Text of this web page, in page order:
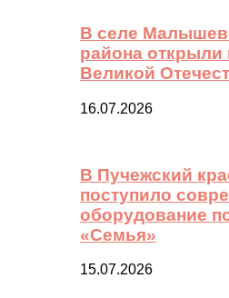
В селе
района открыли
Великой
16.07.2026
В Пучежский
поступило
оборудование
«Семья»
15.07.2026